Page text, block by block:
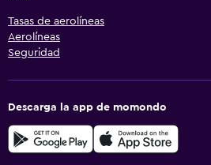
Tasas de aerolíneas
Aerolíneas
Seguridad
Descarga la app de momondo